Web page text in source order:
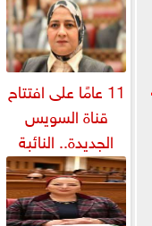
11 عامًا على افتتاح
قناة السويس
الجديدة.. النائبة
مروة قنصوة: رؤية
الدولة...